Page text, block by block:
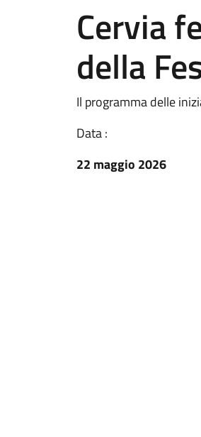
Cervia
della
Il programma delle
Data :
22 maggio 2026